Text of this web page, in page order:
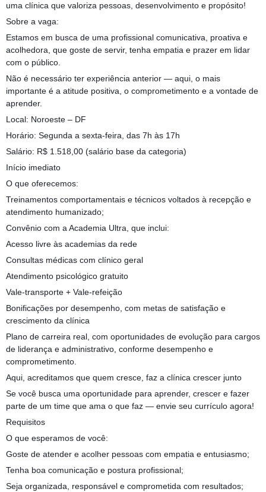
uma clínica que valoriza pessoas, desenvolvimento e propósito!
Sobre a vaga:
Estamos em busca de uma profissional comunicativa, proativa e
acolhedora, que goste de servir, tenha empatia e prazer em lidar
com o público.
Não é necessário ter experiência anterior — aqui, o mais
importante é a atitude positiva, o comprometimento e a vontade de
aprender.
Local: Noroeste – DF
Horário: Segunda a sexta-feira, das 7h às 17h
Salário: R$ 1.518,00 (salário base da categoria)
Início imediato
O que oferecemos:
Treinamentos comportamentais e técnicos voltados à recepção e
atendimento humanizado;
Convênio com a Academia Ultra, que inclui:
Acesso livre às academias da rede
Consultas médicas com clínico geral
Atendimento psicológico gratuito
Vale-transporte + Vale-refeição
Bonificações por desempenho, com metas de satisfação e
crescimento da clínica
Plano de carreira real, com oportunidades de evolução para cargos
de liderança e administrativo, conforme desempenho e
comprometimento.
Aqui, acreditamos que quem cresce, faz a clínica crescer junto
Se você busca uma oportunidade para aprender, crescer e fazer
parte de um time que ama o que faz — envie seu currículo agora!
Requisitos
O que esperamos de você:
Goste de atender e acolher pessoas com empatia e entusiasmo;
Tenha boa comunicação e postura profissional;
Seja organizada, responsável e comprometida com resultados;